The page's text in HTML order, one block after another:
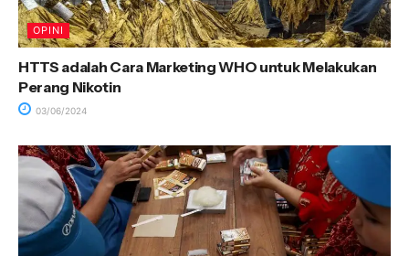
OPINI
HTTS adalah Cara Marketing WHO untuk Melakukan
Perang Nikotin
03/06/2024